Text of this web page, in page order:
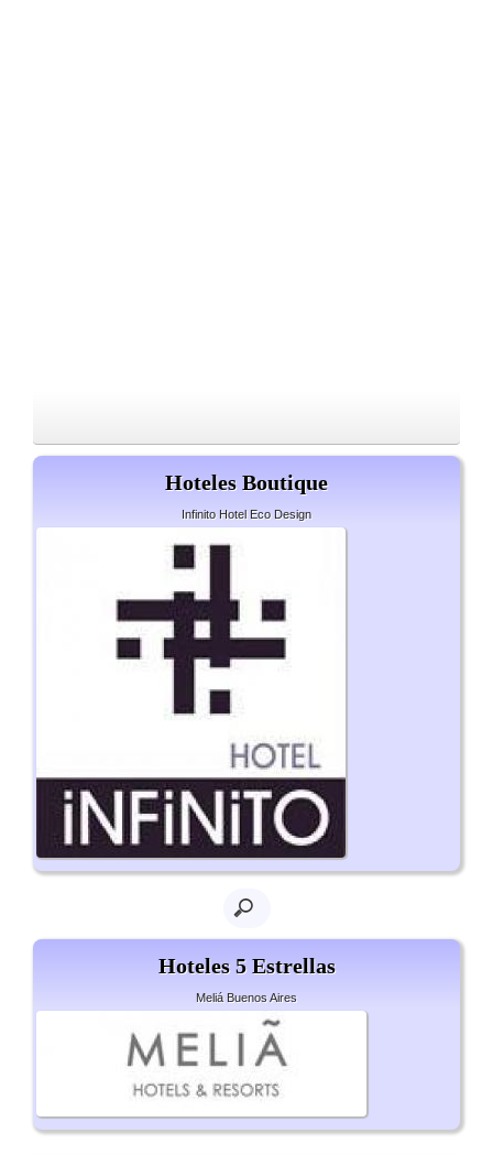
Hoteles Boutique
Infinito Hotel Eco Design
Hoteles 5 Estrellas
Meliá Buenos Aires